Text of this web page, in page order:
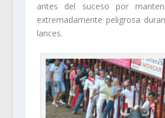
antes del suceso por
extremadamente peligrosa
lances.